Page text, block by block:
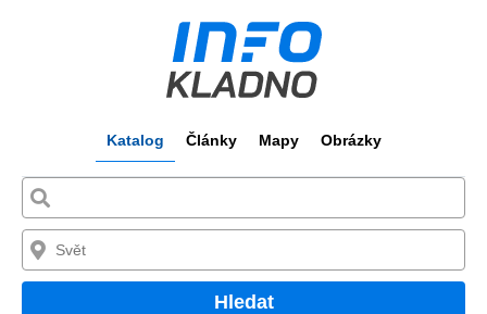
Katalog Články Mapy Obrázky
Hledat